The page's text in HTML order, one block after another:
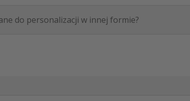
do personalizacji w innej formie?